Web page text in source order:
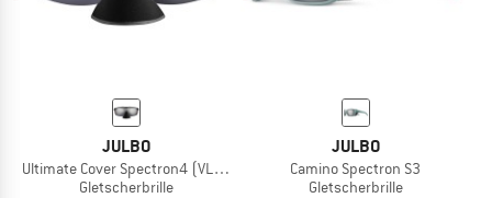
JULBO
Ultimate Cover Spectron4 (VLT 5%)
Gletscherbrille
JULBO
Camino Spectron S3
Gletscherbrille